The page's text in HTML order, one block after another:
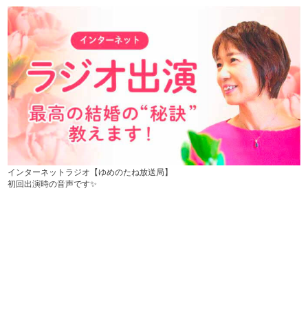
インターネットラジオ【ゆめのたね放送局】
初回出演時の音声です✨